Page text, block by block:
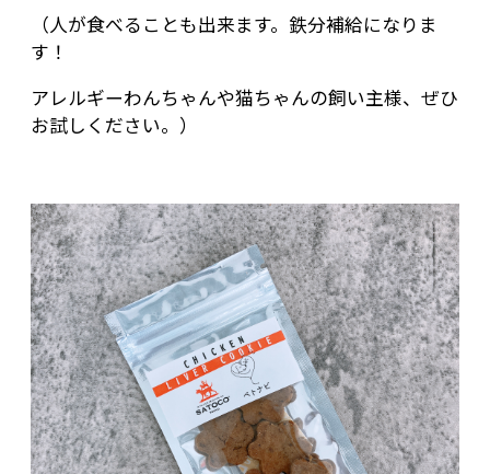
（人が食べることも出来ます。鉄分補給になりま
す！
アレルギーわんちゃんや猫ちゃんの飼い主様、ぜひ
お試しください。）